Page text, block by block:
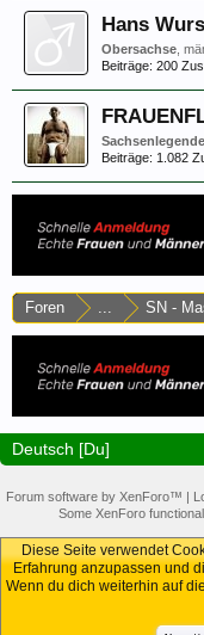
Hans
Obersachse,
Beiträge: 200
Sachsenlegende
Beiträge: 1.082
Foren ... SN -
Deutsch [Du]
Forum software by XenForo™ |
Some XenForo
Diese Seite verwendet
Erfahrung anzupassen und
Wenn du dich weiterhin auf